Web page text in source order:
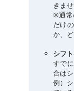
きませ
※通常
だけ
か、
シフ
すで
合は
例）